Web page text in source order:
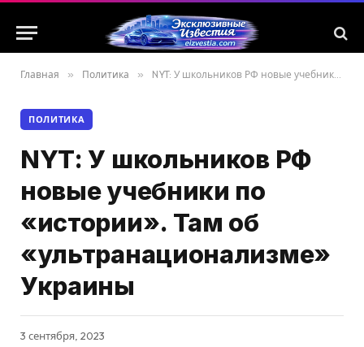
Главная » Политика » NYT: У школьников РФ новые учебники по «истории». Там об «ультранационализме» Украины
ПОЛИТИКА
NYT: У школьников РФ
новые учебники по
«истории». Там об
«ультранационализме»
Украины
3 сентября, 2023